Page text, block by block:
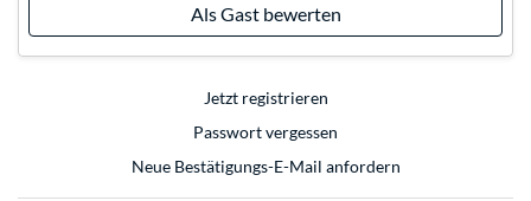
Als Gast bewerten
Jetzt registrieren
Passwort vergessen
Neue Bestätigungs-E-Mail anfordern